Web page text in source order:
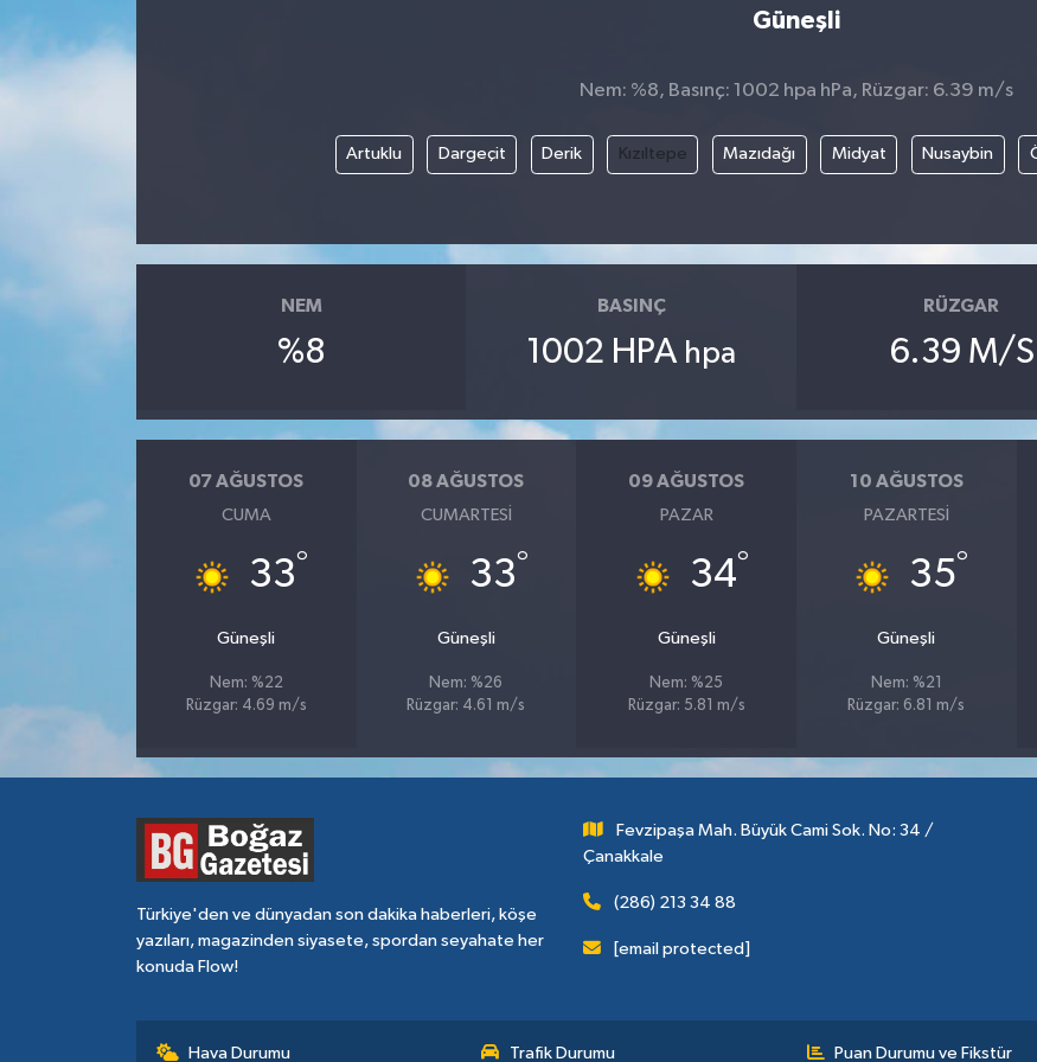
Güneşli
Nem: %8, Basınç: 1002 hpa hPa, Rüzgar: 6.39 m/s
Artuklu Dargeçit Derik Kızıltepe Mazıdağı Midyat Nusaybin
NEM
%8
BASINÇ
1002 HPA hpa
RÜZGAR
6.39 M/S
07 AĞUSTOS
CUMA
33°
Güneşli
Nem: %22
Rüzgar: 4.69 m/s
08 AĞUSTOS
CUMARTESI
33°
Güneşli
Nem: %26
Rüzgar: 4.61 m/s
09 AĞUSTOS
PAZAR
34°
Güneşli
Nem: %25
Rüzgar: 5.81 m/s
10 AĞUSTOS
PAZARTESI
35°
Güneşli
Nem: %21
Rüzgar: 6.81 m/s
Türkiye'den ve dünyadan son dakika haberleri, köşe
yazıları, magazinden siyasete, spordan seyahate her
konuda Flow!
Fevzipaşa Mah. Büyük Cami Sok. No: 34 /
Çanakkale
(286) 213 34 88
[email protected]
Hava Durumu Trafik Durumu Puan Durumu ve Fikstür